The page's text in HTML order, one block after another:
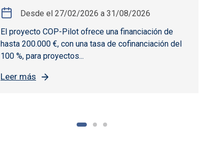
Desde el 27/02/2026 a 31/08/2026
El proyecto COP-Pilot ofrece una financiación de
hasta 200.000 €, con una tasa de cofinanciación del
100 %, para proyectos...
Leer más